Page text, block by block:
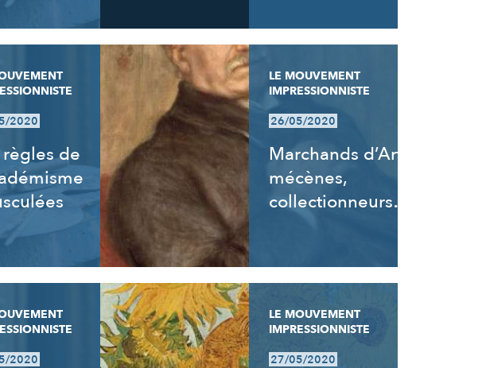
2020
règles de
LE MOUVEMENT
IMPRESSIONNISTE
26/05/2020
Marchands d’Art,
mécènes,
collectionneurs…
2020
LE MOUVEMENT
IMPRESSIONNISTE
27/05/2020